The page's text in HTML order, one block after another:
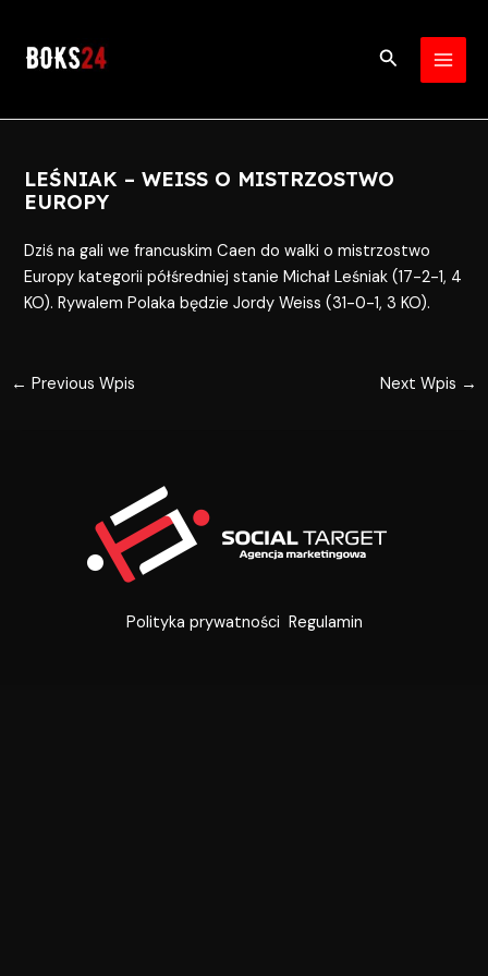
content
Search
LEŚNIAK – WEISS O MISTRZOSTWO
EUROPY
Dziś na gali we francuskim Caen do walki o mistrzostwo
Europy kategorii półśredniej stanie Michał Leśniak (17-2-1, 4
KO). Rywalem Polaka będzie Jordy Weiss (31-0-1, 3 KO).
← Previous Wpis Next Wpis →
Polityka prywatności Regulamin